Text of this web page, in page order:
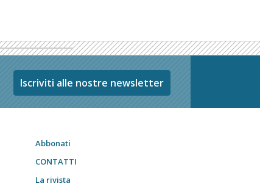
Iscriviti alle nostre newsletter
Abbonati
CONTATTI
La rivista